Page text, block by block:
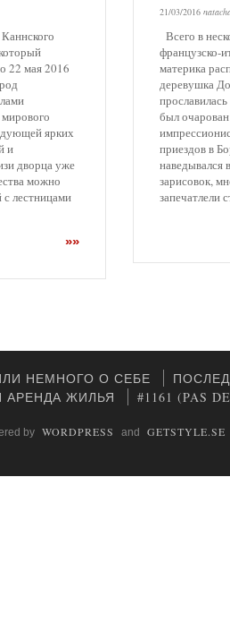
22 мая 2016
ярких
и
дворца уже
можно
лестницами
»»
21/03/2016
Всего в
французско-
материка
деревушка
был
приездов в
наведывался
зарисовок,
НЕМНОГО О СЕБЕ
АРЕНДА ЖИЛЬЯ #1161 (PAS
by WORDPRESS and GETSTYLE.SE